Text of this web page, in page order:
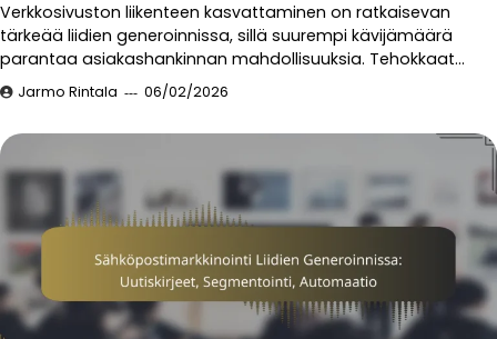
Verkkosivuston liikenteen kasvattaminen on ratkaisevan
tärkeää liidien generoinnissa, sillä suurempi kävijämäärä
parantaa asiakashankinnan mahdollisuuksia. Tehokkaat…
Jarmo Rintala 06/02/2026